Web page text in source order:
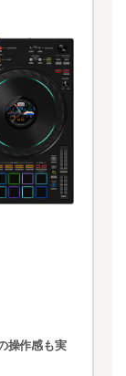
操作感も実